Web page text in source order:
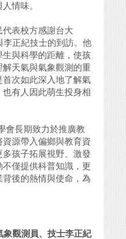
情味。
表校方感謝台大
李正紀技士的到訪。他
與科學的距離，使孩
天氣與氣象觀測的重
次如此深入地了解氣
有人因此萌生投身相
會長期致力於推廣教
源帶入偏鄉與教育資
孩子拓展視野、激發
僅提供科普知識，更
後的熱情與使命，為
觀測員、技士李正紀